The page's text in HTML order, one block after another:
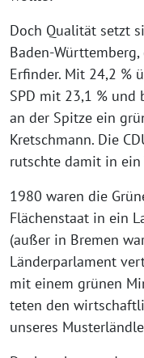
Doch Qualität setzt
Baden-
Erfinder. Mit 24,2 %
SPD mit 23,1 %
an der Spitze ein
Kretschmann. Die
rutsch­te damit in ein
1980 waren die
Flächenstaat in ein
(außer in Bremen
Länderparlament
mit einem grü­nen
te­ten den
unse­res